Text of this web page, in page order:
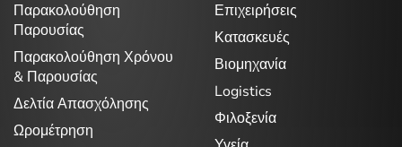
Παρακολούθηση
Παρουσίας
Παρακολούθηση Χρόνου
& Παρουσίας
Δελτία Απασχόλησης
Ωρομέτρηση
Επιχειρήσεις
Κατασκευές
Βιομηχανία
Logistics
Φιλοξενία